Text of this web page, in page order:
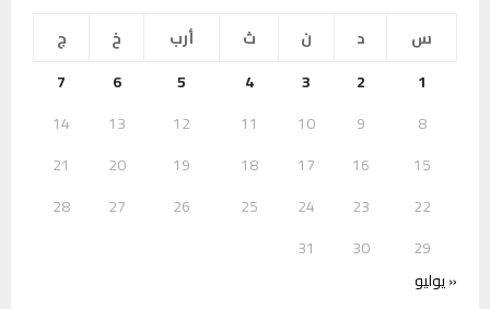
س
د ن ث أرب خ
ج
1
2
3
4
5
6
7
8
9
10
11
12
13
14
15
16
17
18
19
20
21
22
23
24
25
26
27
28
29
30
31
« يوليو